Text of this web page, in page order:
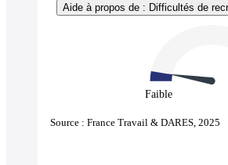
Aide à propos de : Difficultés de
Faible
Source : France Travail & DARES, 2025